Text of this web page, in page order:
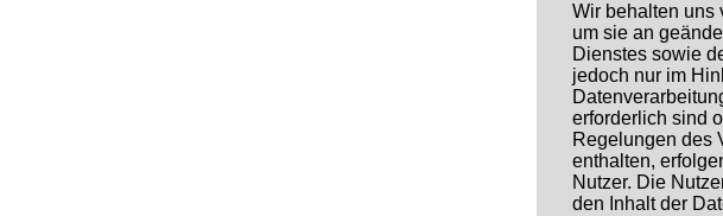
Wir behalten uns
um sie an
Dienstes sowie
jedoch nur im
erforderlich sind
Regelungen des
enthalten,
Nutzer. Die
den Inhalt der